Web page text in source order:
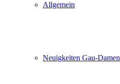
Allgemein
Neuigkeiten Gau-Damen